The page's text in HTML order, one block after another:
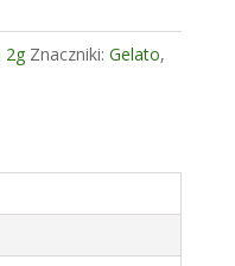
2g Znaczniki: Gelato,